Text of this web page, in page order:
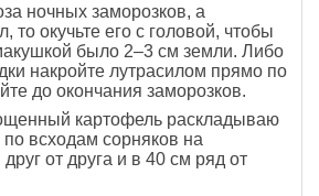
ночных заморозков, а
то окучьте его с головой, чтобы
было 2–3 см земли. Либо
накройте лутрасилом прямо по
до окончания заморозков.
картофель раскладываю
всходам сорняков на
от друга и в 40 см ряд от